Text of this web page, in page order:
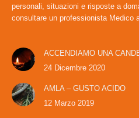
personali, situazioni e risposte a
consultare un professionista Medico
ACCENDIAMO UNA
24 Dicembre 2020
AMLA – GUSTO ACIDO
12 Marzo 2019